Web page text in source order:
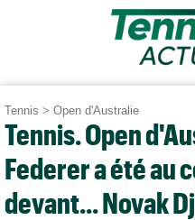
Tennis > Open d'Australie
Tennis. Open
Federer a été au
devant... Novak